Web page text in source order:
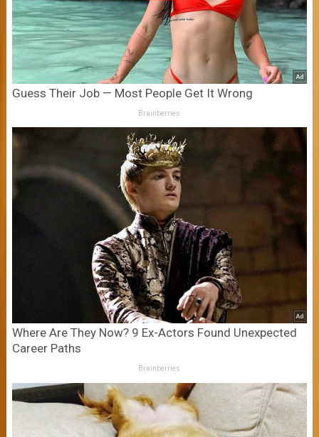
Guess Their Job — Most People Get It Wrong
Brainberries
Where Are They Now? 9 Ex-Actors Found Unexpected
Career Paths
Brainberries